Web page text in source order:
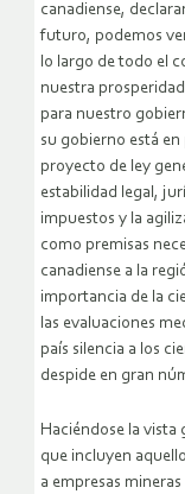
canadiense,
futuro, podemos
lo largo de todo el
nuestra
para nuestro
su gobierno está
proyecto de ley
estabilidad legal,
impuestos y la
como premisas
canadiense a la
importancia de la
las evaluaciones
país silencia a los
despide en gran
Haciéndose la
que incluyen
a empresas